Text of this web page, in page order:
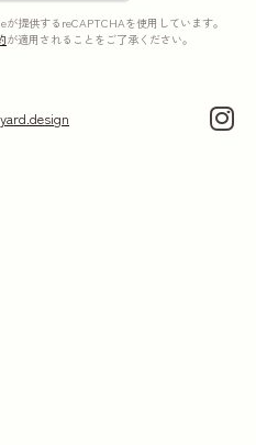
提供するreCAPTCHAを使用しています。
が適用されることをご了承ください。